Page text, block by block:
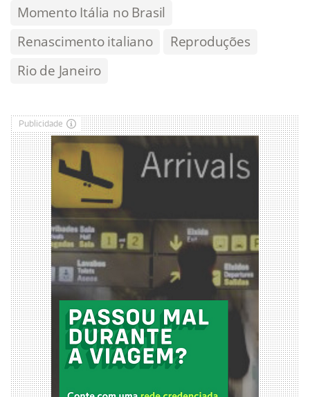
Momento Itália no Brasil
Renascimento italiano
Reproduções
Rio de Janeiro
Publicidade